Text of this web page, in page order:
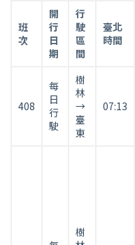
鐵
公
地
班
次
開
行
日
期
行
駛
區
間
臺北
時間
408
每
日
行
駛
樹
林
→
臺
東
07:13
樹